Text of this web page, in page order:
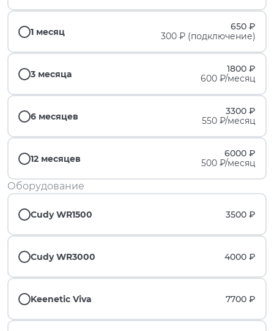
1 месяц
650 ₽
300 ₽ (подключение)
3 месяца
1800 ₽
600 ₽/месяц
6 месяцев
3300 ₽
550 ₽/месяц
12 месяцев
6000 ₽
500 ₽/месяц
Оборудование
Cudy WR1500 3500 ₽
Cudy WR3000 4000 ₽
Keenetic Viva 7700 ₽